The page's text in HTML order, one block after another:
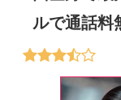
ルで通話料